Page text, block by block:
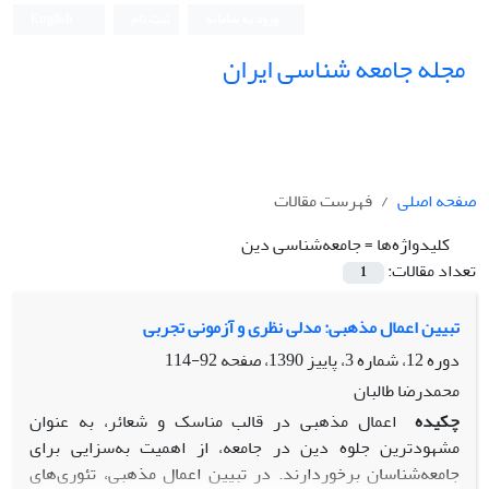
مجله جامعه شناسی ایران
صفحه اصلی
فهرست مقالات
کلیدواژه‌ها =جامعه‌شناسى دین
تعداد مقالات:
1
تبیین اعمال مذهبى: مدلى نظرى و آزمونى تجربى
دوره 12، شماره 3، پاییز 1390، صفحه
92-114
محمدرضا طالبان
چکیده اعمال مذهبى در قالب مناسک و شعائر، به عنوان
مشهودترین جلوه دین در جامعه، از اهمیت به‌سزایى براى
جامعه‌شناسان برخوردارند. در تبیین اعمال مذهبى، تئورى‌هاى